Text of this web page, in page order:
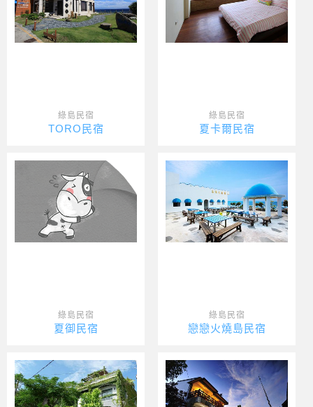
綠島民宿
TORO民宿
綠島民宿
夏卡爾民宿
綠島民宿
夏御民宿
綠島民宿
戀戀火燒島民宿